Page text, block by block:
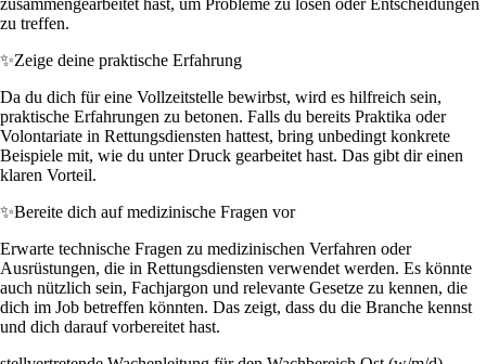
zu treffen.
✨Zeige deine praktische Erfahrung
Da du dich für eine Vollzeitstelle bewirbst, wird es hilfreich sein,
praktische Erfahrungen zu betonen. Falls du bereits Praktika oder
Volontariate in Rettungsdiensten hattest, bring unbedingt konkrete
Beispiele mit, wie du unter Druck gearbeitet hast. Das gibt dir einen
klaren Vorteil.
✨Bereite dich auf medizinische Fragen vor
Erwarte technische Fragen zu medizinischen Verfahren oder
Ausrüstungen, die in Rettungsdiensten verwendet werden. Es könnte
auch nützlich sein, Fachjargon und relevante Gesetze zu kennen, die
dich im Job betreffen könnten. Das zeigt, dass du die Branche kennst
und dich darauf vorbereitet hast.